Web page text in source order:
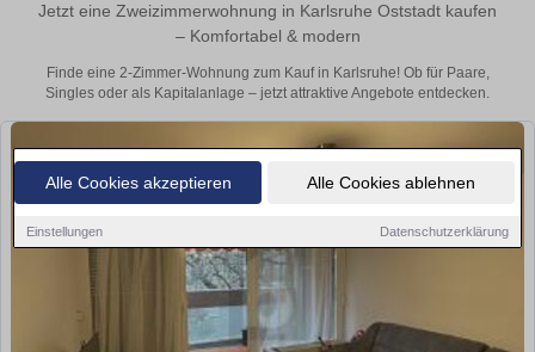
Alle Cookies akzeptieren Alle Cookies ablehnen
Einstellungen Datenschutzerklärung
Jetzt eine Zweizimmerwohnung in Karlsruhe Oststadt kaufen
– Komfortabel & modern
Finde eine 2-Zimmer-Wohnung zum Kauf in Karlsruhe! Ob für Paare,
Singles oder als Kapitalanlage – jetzt attraktive Angebote entdecken.